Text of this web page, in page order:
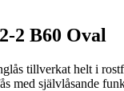
2 B60 Oval
tillverkat helt i
med självlåsande